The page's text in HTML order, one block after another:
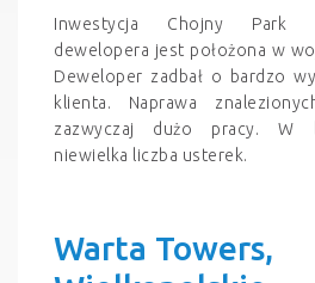
Inwestycja Chojny Park
dewelopera jest położona w
Deweloper zadbał o bardzo
klienta. Naprawa
zazwyczaj dużo pracy. W
niewielka liczba usterek.
Warta Towers,